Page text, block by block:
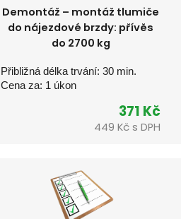
Demontáž – montáž tlumiče
do nájezdové brzdy: přívěs
do 2700 kg
Přibližná délka trvání: 30 min.
Cena za: 1 úkon
371 Kč
449 Kč s DPH